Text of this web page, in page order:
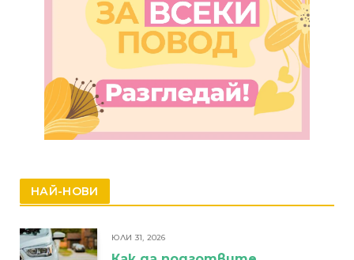
НАЙ-НОВИ
ЮЛИ 31, 2026